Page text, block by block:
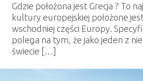
Gdzie położona jest Grecja ? To
kultury europejskiej położone
wschodniej części Europy.
polega na tym, że jako jeden z
świecie […]